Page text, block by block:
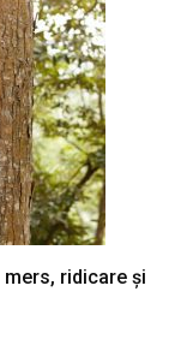
ridicare și